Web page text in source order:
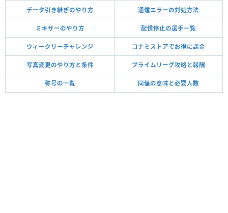
データ引き継ぎのやり方 通信エラーの対処方法
ミキサーのやり方 配信停止の選手一覧
ウィークリーチャレンジ コナミストアでお得に課金
写真変更のやり方と条件 プライムリーグ攻略と報酬
称号の一覧 同値の意味と必要人数